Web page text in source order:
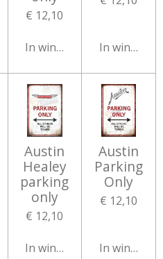
€ 12,10
In winkelwagen
In
Austin
Healey
parking
only
€ 12,10
In winkelwagen
Austin
Parking
Only
€ 12,10
In